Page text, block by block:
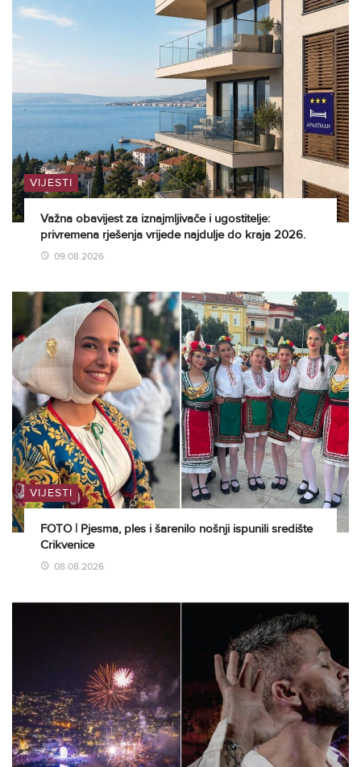
VIJESTI
Važna obavijest za iznajmljivače i ugostitelje:
privremena rješenja vrijede najdulje do kraja 2026.
09.08.2026
VIJESTI
FOTO | Pjesma, ples i šarenilo nošnji ispunili središte
Crikvenice
08.08.2026